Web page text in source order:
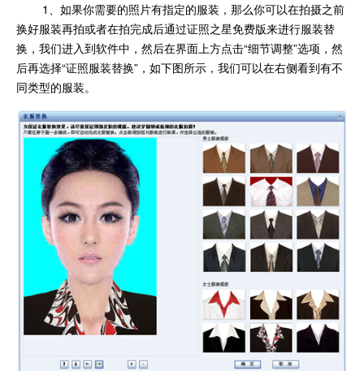
1、如果你需要的照片有指定的服装，那么你可以在拍摄之前
换好服装再拍或者在拍完成后通过证照之星免费版来进行服装替
换，我们进入到软件中，然后在界面上方点击“细节调整”选项，然
后再选择“证照服装替换”，如下图所示，我们可以在右侧看到有不
同类型的服装。